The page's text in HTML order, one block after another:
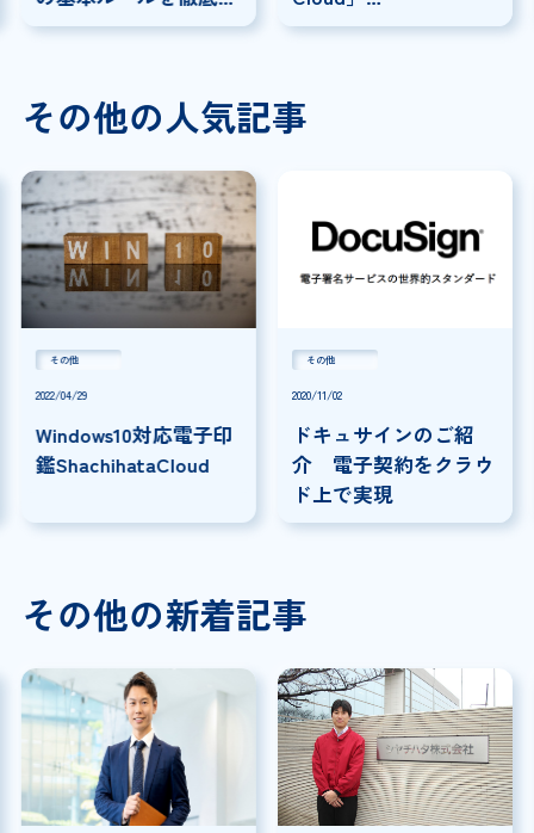
説！
×「SmartDrive」連携
その他の人気記事
その他
2022/04/29
Windows10対応電子印
鑑ShachihataCloud
その他
2020/11/02
ドキュサインのご紹
介 電子契約をクラウ
ド上で実現
その他の新着記事